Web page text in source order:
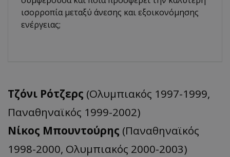
ισορροπία μεταξύ άνεσης και εξοικονόμησης
ενέργειας;
Τζόνι Ρότζερς (Ολυμπιακός 1997-1999,
Παναθηναϊκός 1999-2002)
Νίκος Μπουντούρης (Παναθηναϊκός
1998-2000, Ολυμπιακός 2000-2003)